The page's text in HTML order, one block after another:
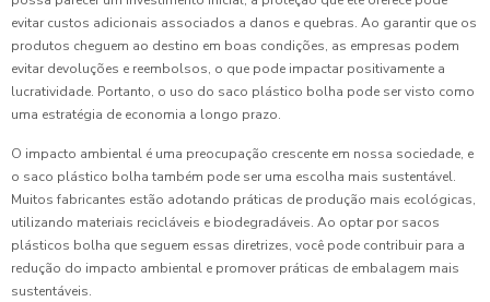
evitar custos adicionais associados a danos e quebras. Ao garantir que os
produtos cheguem ao destino em boas condições, as empresas podem
evitar devoluções e reembolsos, o que pode impactar positivamente a
lucratividade. Portanto, o uso do saco plástico bolha pode ser visto como
uma estratégia de economia a longo prazo.
O impacto ambiental é uma preocupação crescente em nossa sociedade, e
o saco plástico bolha também pode ser uma escolha mais sustentável.
Muitos fabricantes estão adotando práticas de produção mais ecológicas,
utilizando materiais recicláveis e biodegradáveis. Ao optar por sacos
plásticos bolha que seguem essas diretrizes, você pode contribuir para a
redução do impacto ambiental e promover práticas de embalagem mais
sustentáveis.